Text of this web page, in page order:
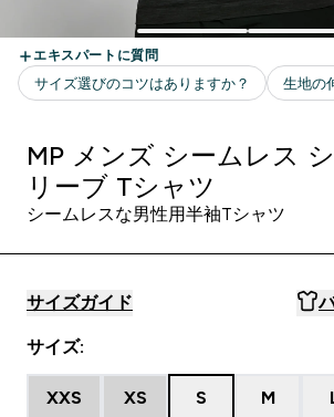
MP メンズ シームレス
リーブ Tシャツ
シームレスな男性用半袖Tシャツ
サイズガイド
サイズ:
XXS XS S M